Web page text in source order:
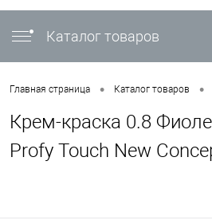
Каталог товаров
Главная страница • Каталог товаров •
Крем-краска 0.8
Profy Touch New